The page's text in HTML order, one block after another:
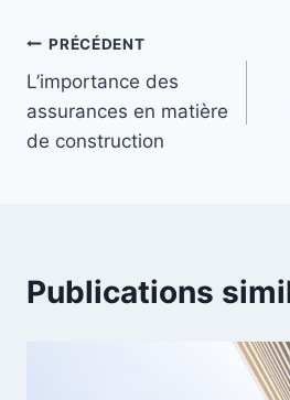
Navigation
de
l’article
PRÉCÉDENT
L’importance des
assurances en matière
de construction
Publications